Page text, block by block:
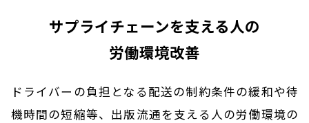
サプライチェーンを支える人の
労働環境改善
ドライバーの負担となる配送の制約条件の緩和や待
機時間の短縮等、出版流通を支える人の労働環境の